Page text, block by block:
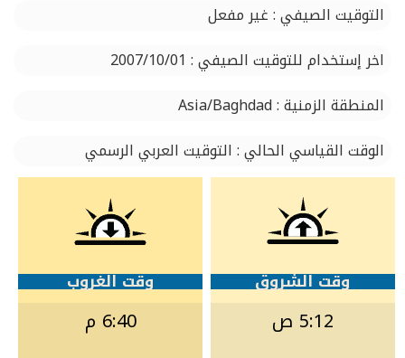
التوقيت الصيفي : غير مفعل
اخر إستخدام للتوقيت الصيفي : 2007/10/01
المنطقة الزمنية : Asia/Baghdad
الوقت القياسي الحالي : التوقيت العربي الرسمي
وقت الشروق
5:12 ص
وقت الغروب
6:40 م